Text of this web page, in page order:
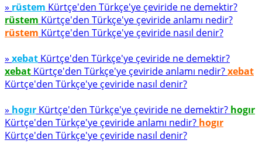
» rüstem Kürtçe'den Türkçe'ye çeviride ne demektir?
rüstem Kürtçe'den Türkçe'ye çeviride anlamı nedir?
rüstem Kürtçe'den Türkçe'ye çeviride nasıl denir?
» xebat Kürtçe'den Türkçe'ye çeviride ne demektir?
xebat Kürtçe'den Türkçe'ye çeviride anlamı nedir?xebat
Kürtçe'den Türkçe'ye çeviride nasıl denir?
» hogır Kürtçe'den Türkçe'ye çeviride ne demektir? hogır
Kürtçe'den Türkçe'ye çeviride anlamı nedir? hogır
Kürtçe'den Türkçe'ye çeviride nasıl denir?